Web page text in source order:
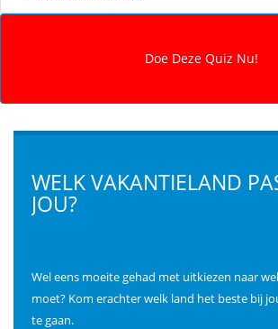
WELK VAKANTIELAND
JOU?
Wel eens moeite gehad met uitkiezen naar
moet? Kom erachter welk land het beste bij
te gaan.